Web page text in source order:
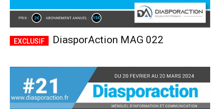
DiasporAction MAG 022